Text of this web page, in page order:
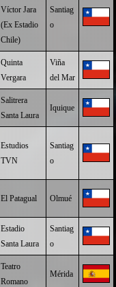
Víctor Jara
(Ex Estadio
Chile)
Santiag
o
Quinta
Vergara
Viña
del Mar
Salitrera
Santa Laura
Iquique
Estudios
TVN
Santiag
o
El Patagual Olmué
Estadio
Santa Laura
Santiag
o
Teatro
Romano
Mérida